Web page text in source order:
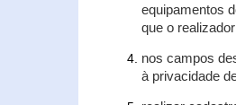
equipamentos
que o
nos campos
à privacidade